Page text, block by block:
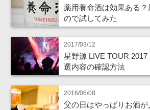
薬用養命酒は効果ある
ので試してみた
2017/03/12
星野源 LIVE TOUR 2017
選内容の確認方法
2016/06/08
父の日はやっぱりお酒